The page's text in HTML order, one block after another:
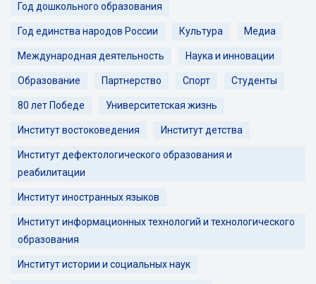
Год дошкольного образования
Год единства народов России Культура Медиа
Международная деятельность Наука и инновации
Образование Партнерство Спорт Студенты
80 лет Победе Университетская жизнь
Институт востоковедения Институт детства
Институт дефектологического образования и
реабилитации
Институт иностранных языков
Институт информационных технологий и технологического
образования
Институт истории и социальных наук